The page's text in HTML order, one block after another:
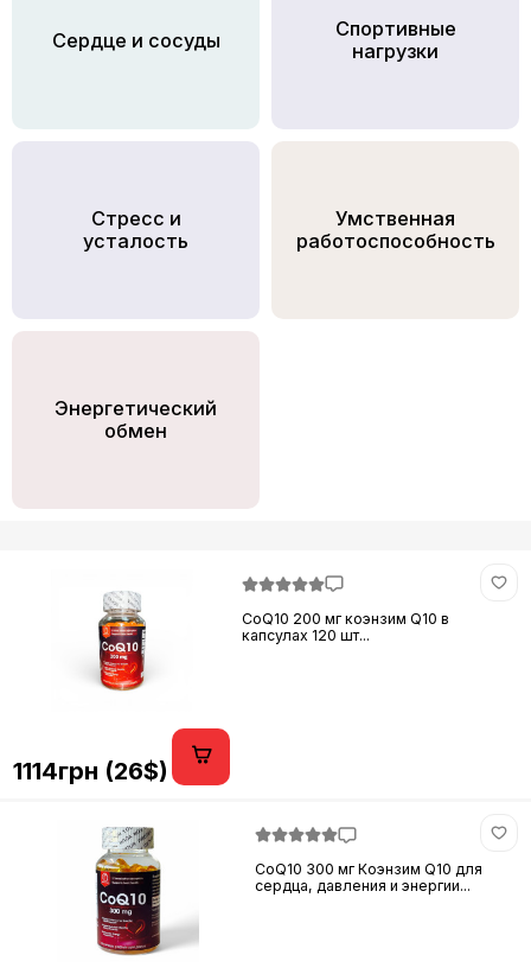
Сердце и сосуды
Спортивные
нагрузки
Стресс и
усталость
Умственная
работоспособность
Энергетический
обмен
CoQ10 200 мг коэнзим Q10 в
капсулах 120 шт...
1114грн (26$)
CoQ10 300 мг Коэнзим Q10 для
сердца, давления и энергии...